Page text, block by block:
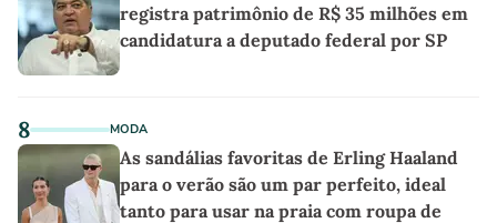
registra patrimônio de R$ 35 milhões em
candidatura a deputado federal por SP
8 MODA
As sandálias favoritas de Erling Haaland
para o verão são um par perfeito, ideal
tanto para usar na praia com roupa de